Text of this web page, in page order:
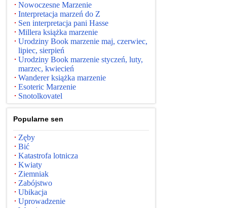
Nowoczesne Marzenie
Interpretacja marzeń do Z
Sen interpretacja pani Hasse
Millera książka marzenie
Urodziny Book marzenie maj, czerwiec,
lipiec, sierpień
Urodziny Book marzenie styczeń, luty,
marzec, kwiecień
Wanderer książka marzenie
Esoteric Marzenie
Snotolkovatel
Popularne sen
Zęby
Bić
Katastrofa lotnicza
Kwiaty
Ziemniak
Zabójstwo
Ubikacja
Uprowadzenie